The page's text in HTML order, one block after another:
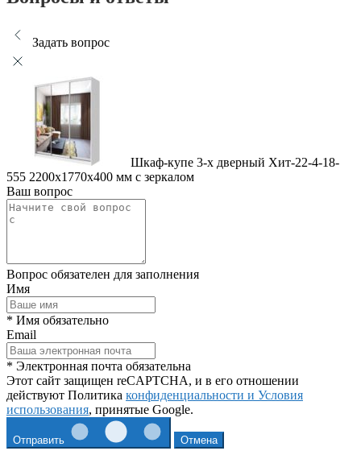
Задать вопрос
Шкаф-купе 3-х дверный Хит-22-4-18-
555 2200x1770x400 мм с зеркалом
Ваш вопрос
Вопрос обязателен для заполнения
Имя
* Имя обязательно
Email
* Электронная почта обязательна
Этот сайт защищен reCAPTCHA, и в его отношении
действуют Политика конфиденциальности и Условия
использования, принятые Google.
Отправить Отмена